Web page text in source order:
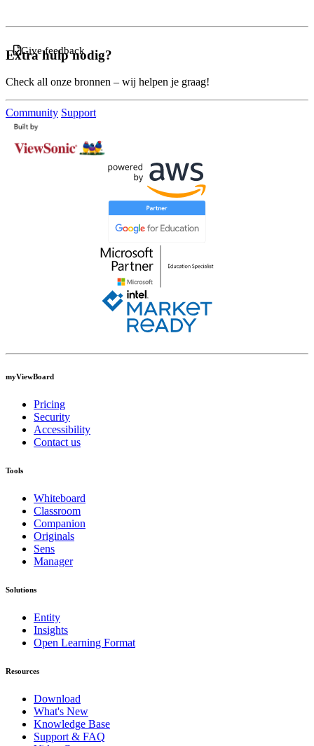
Give feedback
Extra hulp nodig?
Check all onze bronnen – wij helpen je graag!
Community Support
myViewBoard
Pricing
Security
Accessibility
Contact us
Tools
Whiteboard
Classroom
Companion
Originals
Sens
Manager
Solutions
Entity
Insights
Open Learning Format
Resources
Download
What's New
Knowledge Base
Support & FAQ